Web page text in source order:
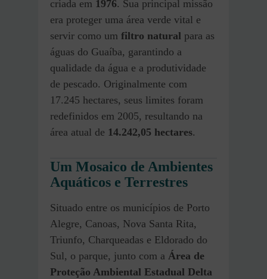
criada em 1976. Sua principal missão
era proteger uma área verde vital e
servir como um filtro natural para as
águas do Guaíba, garantindo a
qualidade da água e a produtividade
de pescado. Originalmente com
17.245 hectares, seus limites foram
redefinidos em 2005, resultando na
área atual de 14.242,05 hectares.
Um Mosaico de Ambientes
Aquáticos e Terrestres
Situado entre os municípios de Porto
Alegre, Canoas, Nova Santa Rita,
Triunfo, Charqueadas e Eldorado do
Sul, o parque, junto com a Área de
Proteção Ambiental Estadual Delta